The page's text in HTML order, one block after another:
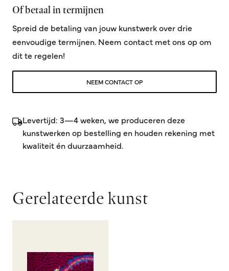
Of betaal in termijnen
Spreid de betaling van jouw kunstwerk over drie
eenvoudige termijnen. Neem contact met ons op om
dit te regelen!
NEEM CONTACT OP
Levertijd: 3—4 weken, we produceren deze
kunstwerken op bestelling en houden rekening met
kwaliteit én duurzaamheid.
Gerelateerde kunst